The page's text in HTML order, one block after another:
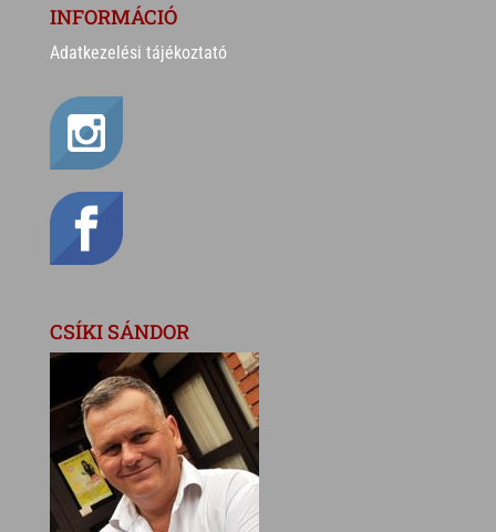
INFORMÁCIÓ
Adatkezelési tájékoztató
CSÍKI SÁNDOR